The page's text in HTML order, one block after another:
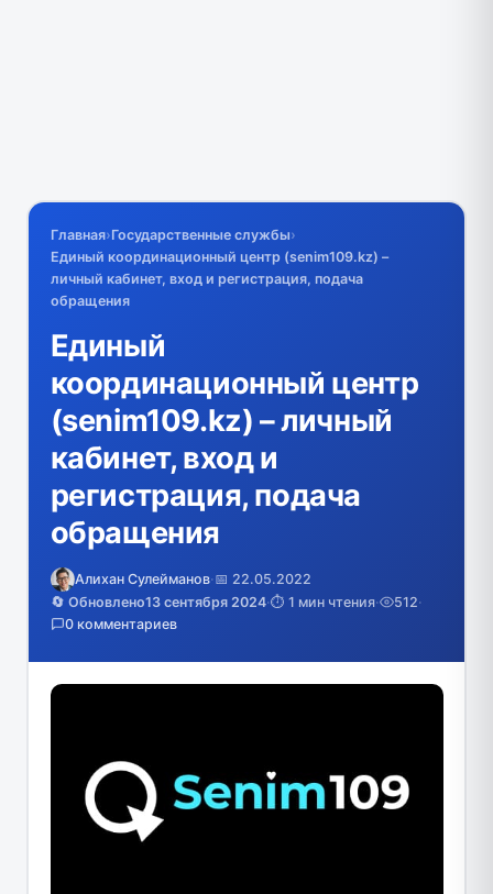
Главная›Государственные службы›
Единый координационный центр (senim109.kz) –
личный кабинет, вход и регистрация, подача
обращения
Единый
координационный центр
(senim109.kz) – личный
кабинет, вход и
регистрация, подача
обращения
Алихан Сулейманов·📅 22.05.2022
🔄 Обновлено13 сентября 2024·⏱️ 1 мин чтения· 512·
0 комментариев